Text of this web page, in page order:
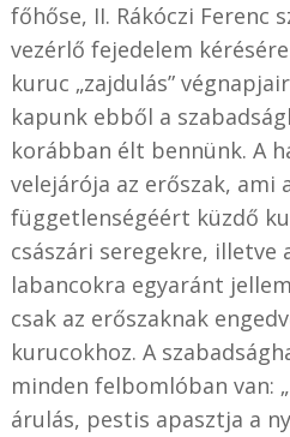
főhőse, II. Rákóczi Ferenc
vezérlő fejedelem
kuruc „zajdulás”
kapunk ebből a
korábban élt bennünk. A
velejárója az erőszak, ami
függetlenségéért küzdő
császári seregekre, illetve
labancokra egyaránt
csak az erőszaknak
kurucokhoz. A
minden felbomlóban van:
árulás, pestis apasztja a